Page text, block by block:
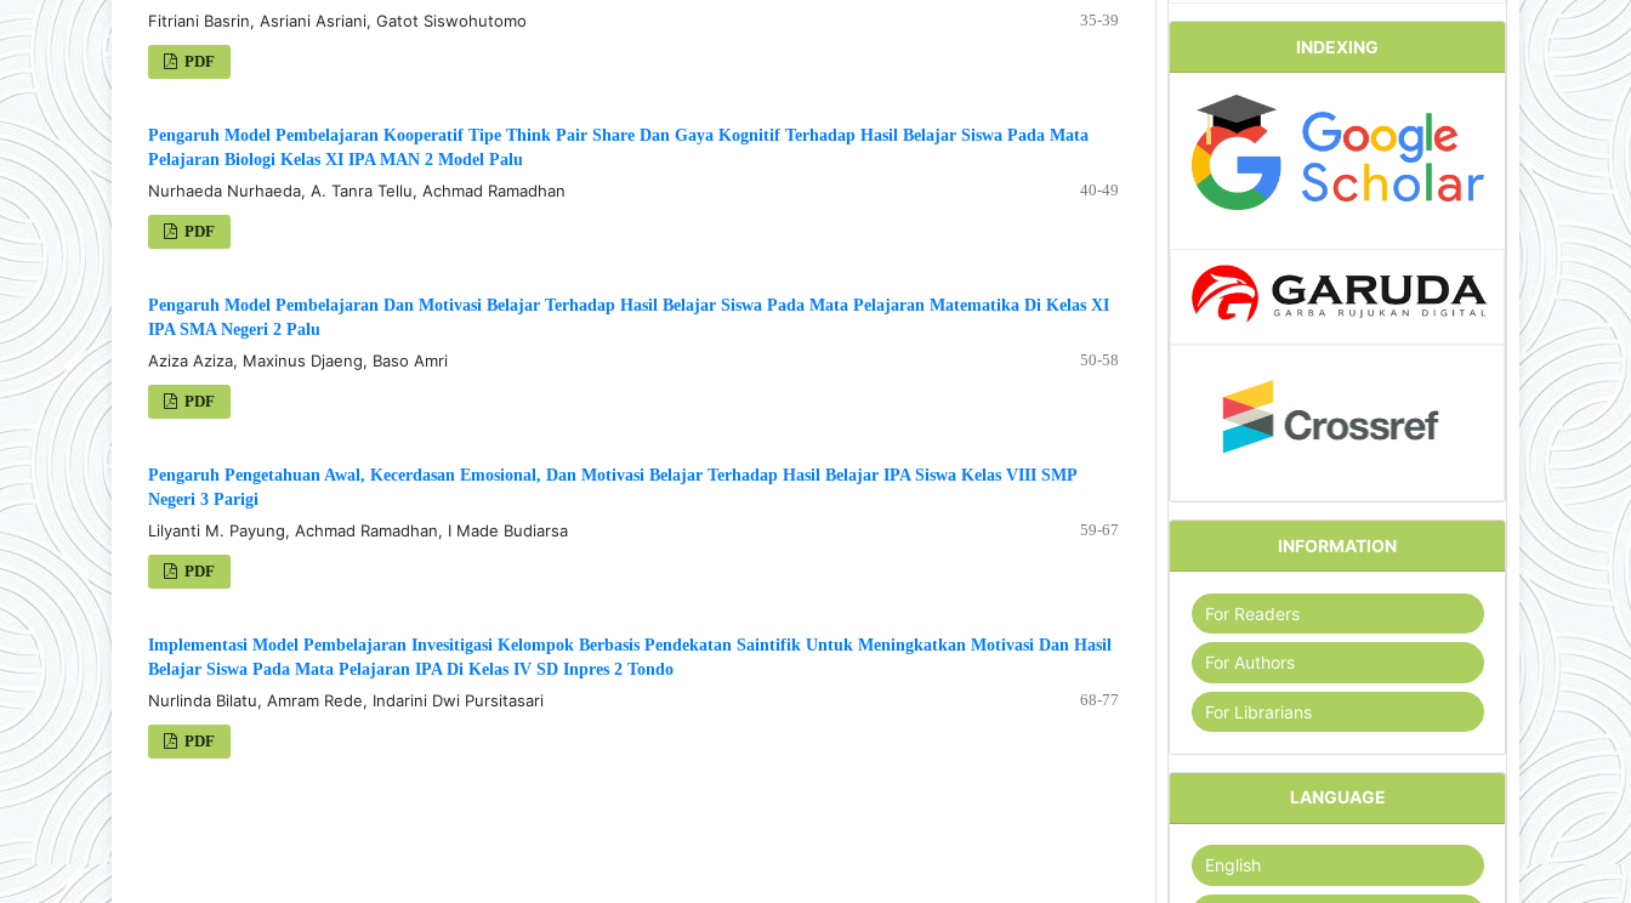
Fitriani Basrin, Asriani Asriani, Gatot Siswohutomo 35-39
PDF
Pengaruh Model Pembelajaran Kooperatif Tipe Think Pair Share Dan Gaya Kognitif Terhadap Hasil Belajar Siswa Pada Mata
Pelajaran Biologi Kelas XI IPA MAN 2 Model Palu
Nurhaeda Nurhaeda, A. Tanra Tellu, Achmad Ramadhan 40-49
PDF
Pengaruh Model Pembelajaran Dan Motivasi Belajar Terhadap Hasil Belajar Siswa Pada Mata Pelajaran Matematika Di Kelas XI
IPA SMA Negeri 2 Palu
Aziza Aziza, Maxinus Djaeng, Baso Amri 50-58
PDF
Pengaruh Pengetahuan Awal, Kecerdasan Emosional, Dan Motivasi Belajar Terhadap Hasil Belajar IPA Siswa Kelas VIII SMP
Negeri 3 Parigi
Lilyanti M. Payung, Achmad Ramadhan, I Made Budiarsa 59-67
PDF
Implementasi Model Pembelajaran Invesitigasi Kelompok Berbasis Pendekatan Saintifik Untuk Meningkatkan Motivasi Dan Hasil
Belajar Siswa Pada Mata Pelajaran IPA Di Kelas IV SD Inpres 2 Tondo
Nurlinda Bilatu, Amram Rede, Indarini Dwi Pursitasari 68-77
PDF
INDEXING
INFORMATION
For Readers
For Authors
For Librarians
LANGUAGE
English